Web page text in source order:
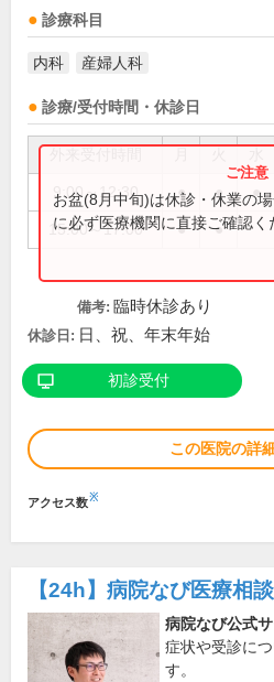
診療科目
内科 産婦人科
診療/受付時間・休診日
9:00～12:30 ● ● ●
15:00～17:00 ● ●
お盆(8月中旬)は休診・休業の
に必ず医療機関に直接ご確認く
備考: 臨時休診あり
休診日: 日、祝、年末年始
初診受付
この医院の詳
アクセス数※
【24h】 病院なび医療相談
病院なび公式
症状や受診に
す。